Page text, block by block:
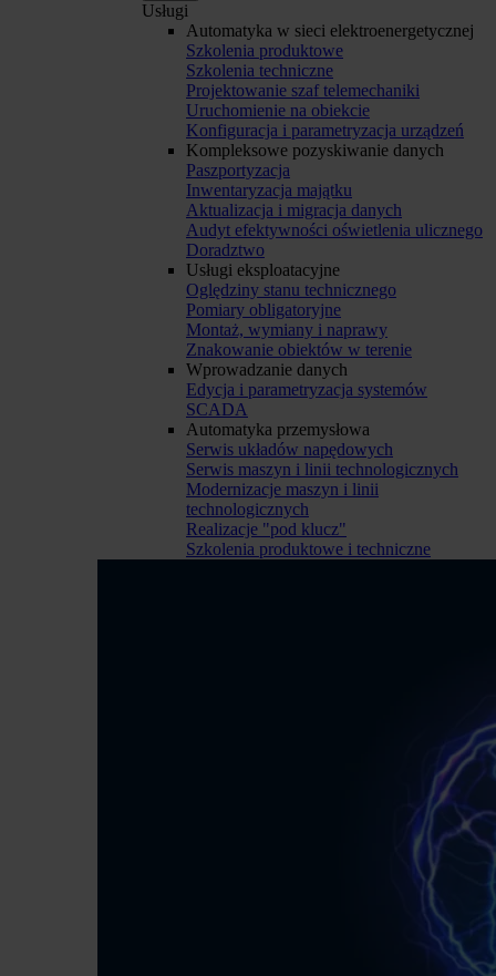
Usługi
Automatyka w sieci elektroenergetycznej
Szkolenia produktowe
Szkolenia techniczne
Projektowanie szaf telemechaniki
Uruchomienie na obiekcie
Konfiguracja i parametryzacja urządzeń
Kompleksowe pozyskiwanie danych
Paszportyzacja
Inwentaryzacja majątku
Aktualizacja i migracja danych
Audyt efektywności oświetlenia ulicznego
Doradztwo
Usługi eksploatacyjne
Oględziny stanu technicznego
Pomiary obligatoryjne
Montaż, wymiany i naprawy
Znakowanie obiektów w terenie
Wprowadzanie danych
Edycja i parametryzacja systemów
SCADA
Automatyka przemysłowa
Serwis układów napędowych
Serwis maszyn i linii technologicznych
Modernizacje maszyn i linii
technologicznych
Realizacje "pod klucz"
Szkolenia produktowe i techniczne